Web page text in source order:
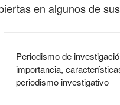
en algunos de
Periodismo de
importancia,
periodismo investigativo